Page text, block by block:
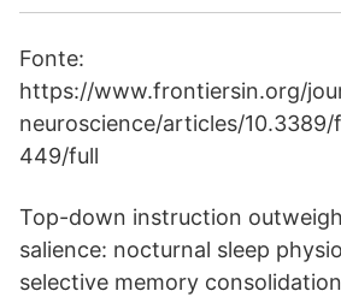
Fonte:
https://www.frontiersin.org/
neuroscience/articles/
449/full
Top-down instruction
salience: nocturnal sleep
selective memory consolidation